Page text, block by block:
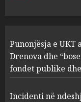
2
Punonjësja e
Drenova dhe
fondet publike
Incidenti në